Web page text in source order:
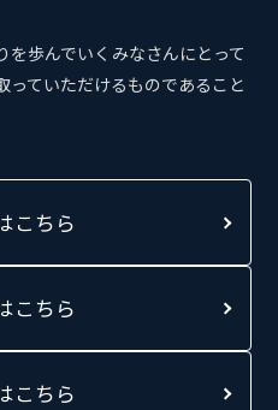
を歩んでいくみなさんにとって
っていただけるものであること
こちら
こちら
こちら